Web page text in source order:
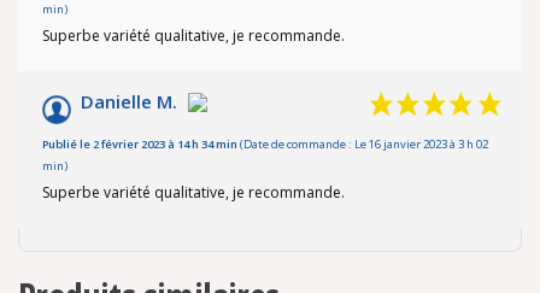
min)
Superbe variété qualitative, je recommande.
Danielle M.
Publié le 2 février 2023 à 14 h 34 min (Date de commande : Le 16 janvier 2023 à 3 h 02
min)
Superbe variété qualitative, je recommande.